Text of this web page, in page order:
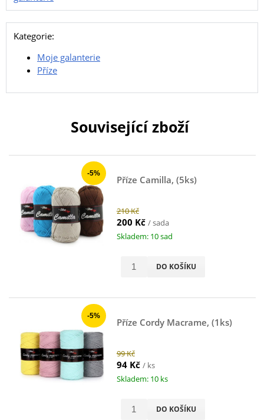
Kategorie:
Moje galanterie
Příze
Související zboží
-5%
Příze Camilla, (5ks)
210 Kč
200 Kč / sada
Skladem: 10 sad
DO KOŠÍKU
-5%
Příze Cordy Macrame, (1ks)
99 Kč
94 Kč / ks
Skladem: 10 ks
DO KOŠÍKU